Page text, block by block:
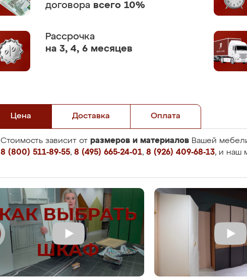
договора всего 10%
Рассрочка
на 3, 4, 6 месяцев
Цена Доставка Оплата
Стоимость зависит от размеров и материалов Вашей
8 (800) 511-89-55, 8 (495) 665-24-01, 8 (926) 409-68-13, и наш